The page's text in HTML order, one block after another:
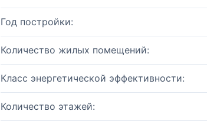
Год постройки:
Количество жилых помещений:
Класс энергетической эффективности:
Количество этажей: